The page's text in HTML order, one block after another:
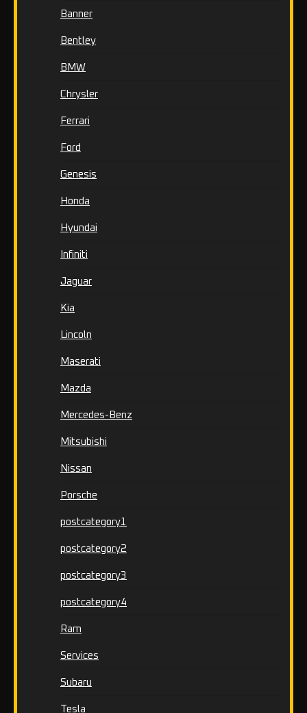
Banner
Bentley
BMW
Chrysler
Ferrari
Ford
Genesis
Honda
Hyundai
Infiniti
Jaguar
Kia
Lincoln
Maserati
Mazda
Mercedes-Benz
Mitsubishi
Nissan
Porsche
postcategory1
postcategory2
postcategory3
postcategory4
Ram
Services
Subaru
Tesla